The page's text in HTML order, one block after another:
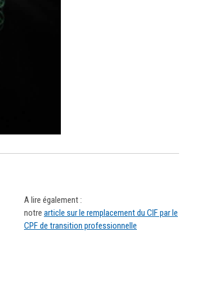
A lire également :
notre article sur le remplacement du CIF par le
CPF de transition professionnelle